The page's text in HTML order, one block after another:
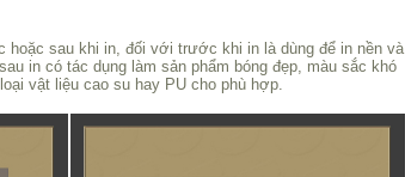
sau khi in, đối với trước khi in là dùng để in nền và
in có tác dụng làm sản phẩm bóng đẹp, màu sắc khó
vật liệu cao su hay PU cho phù hợp.